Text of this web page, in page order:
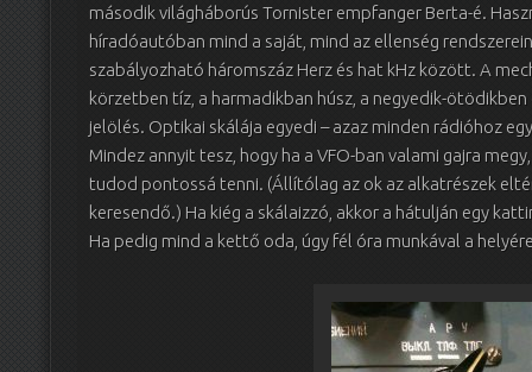
második világháborús Tornister empfanger Berta-é.
híradóautóban mind a saját, mind az ellenség
szabályozható háromszáz Herz és hat kHz között. A
körzetben tíz, a harmadikban húsz, a negyedik-
jelölés. Optikai skálája egyedi – azaz minden rádióhoz
Mindez annyit tesz, hogy ha a VFO-ban valami gajra
tudod pontossá tenni. (Állítólag az ok az alkatrészek
keresendő.) Ha kiég a skálaizzó, akkor a hátulján egy
Ha pedig mind a kettő oda, úgy fél óra munkával a